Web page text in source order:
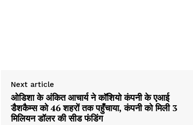
Next article
ओडिशा के अंकित आचार्य ने कॉशियो कंपनी के एआई
डैशकैम्स को 46 शहरों तक पहुँचाया, कंपनी को मिली 3
मिलियन डॉलर की सीड फंडिंग